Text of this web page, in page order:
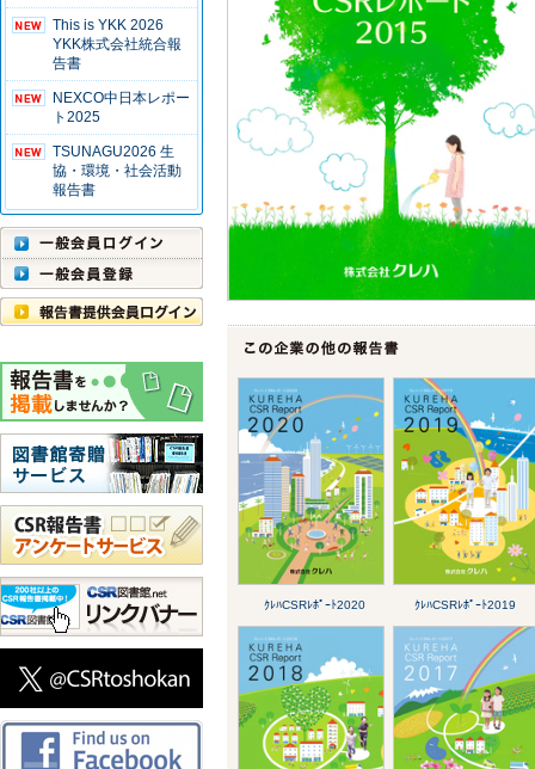
This is YKK 2026
YKK株式会社統合報
告書
NEXCO中日本レポー
ト2025
TSUNAGU2026 生
協・環境・社会活動
報告書
ｸﾚﾊCSRﾚﾎﾟｰﾄ2020 ｸﾚﾊCSRﾚﾎﾟｰﾄ2019